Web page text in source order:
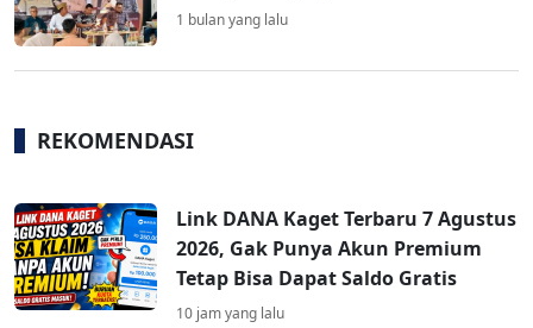
1 bulan yang lalu
REKOMENDASI
Link DANA Kaget Terbaru 7 Agustus
2026, Gak Punya Akun Premium
Tetap Bisa Dapat Saldo Gratis
10 jam yang lalu